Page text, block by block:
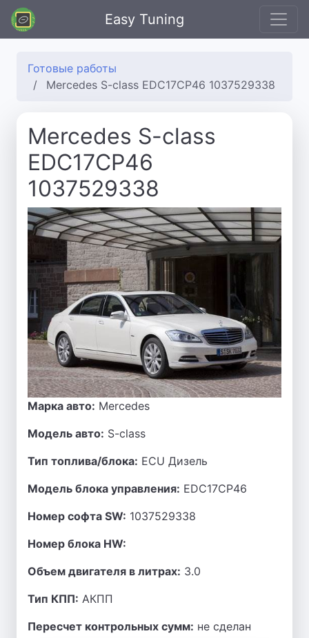
Easy Tuning
Готовые работы
Mercedes S-class EDC17CP46 1037529338
Mercedes S-class
EDC17CP46
1037529338
Марка авто: Mercedes
Модель авто: S-class
Тип топлива/блока: ECU Дизель
Модель блока управления: EDC17CP46
Номер софта SW: 1037529338
Номер блока HW:
Объем двигателя в литрах: 3.0
Тип КПП: АКПП
Пересчет контрольных сумм: не сделан